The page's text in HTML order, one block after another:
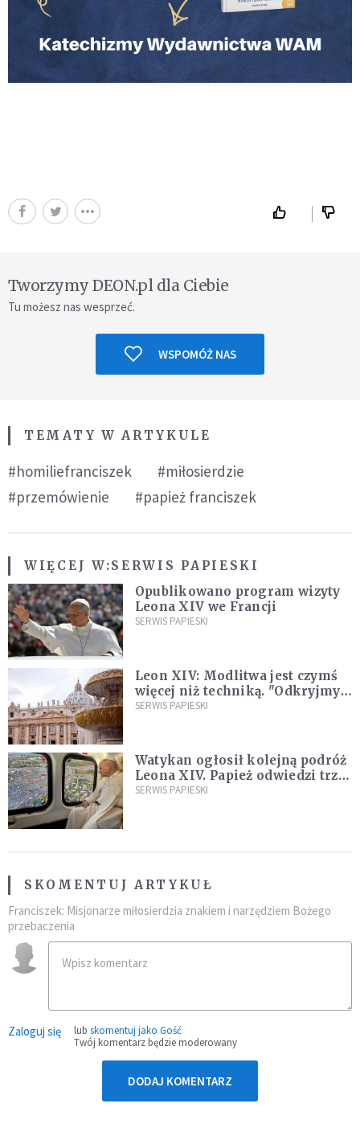
Tworzymy DEON.pl dla Ciebie
Tu możesz nas wesprzeć.
WSPOMÓŻ NAS
TEMATY W ARTYKULE
#homiliefranciszek
#miłosierdzie
#przemówienie
#papież franciszek
WIĘCEJ W:SERWIS PAPIESKI
Opublikowano program wizyty
Leona XIV we Francji
SERWIS PAPIESKI
Leon XIV: Modlitwa jest czymś
więcej niż techniką. "Odkryjmy
ją na nowo"
SERWIS PAPIESKI
Watykan ogłosił kolejną podróż
Leona XIV. Papież odwiedzi trzy
kraje Ameryki Południowej
SERWIS PAPIESKI
SKOMENTUJ ARTYKUŁ
Franciszek: Misjonarze miłosierdzia znakiem i narzędziem Bożego
przebaczenia
Zaloguj się lub skomentuj jako Gość
Twój komentarz będzie moderowany
DODAJ KOMENTARZ